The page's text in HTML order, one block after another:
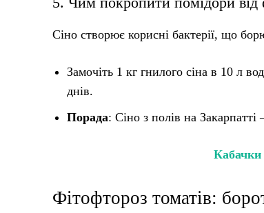
Сіно створює корисні бактерії, що
Замочіть 1 кг гнилого сіна в 10 л
днів.
Порада: Сіно з полів на
Кабачки
Фітофтороз томатів: